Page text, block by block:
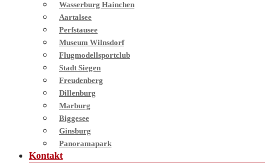
Wasserburg Hainchen
Aartalsee
Perfstausee
Museum Wilnsdorf
Flugmodellsportclub
Stadt Siegen
Freudenberg
Dillenburg
Marburg
Biggesee
Ginsburg
Panoramapark
Kontakt